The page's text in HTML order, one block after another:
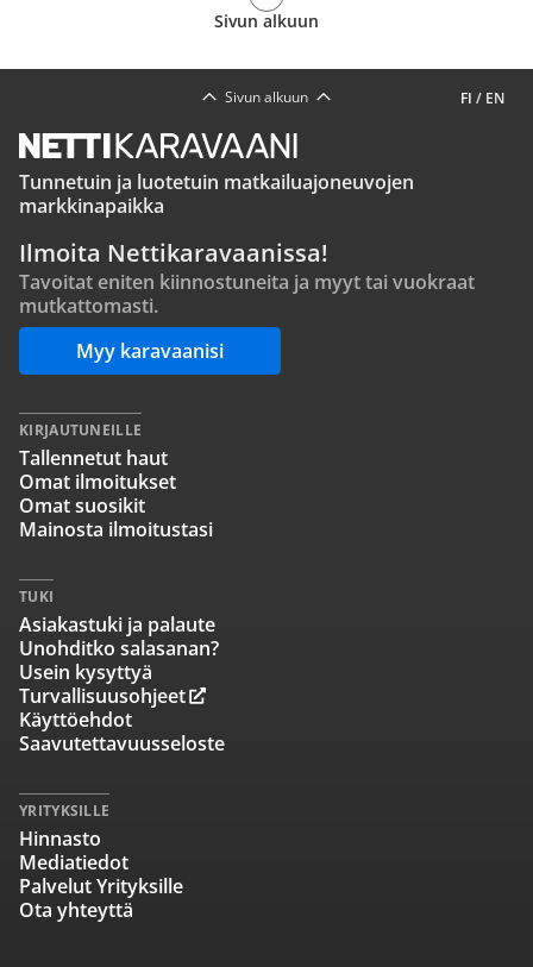
Sivun alkuun
FI / EN
Sivun alkuun
Tunnetuin ja luotetuin matkailuajoneuvojen
markkinapaikka
Ilmoita Nettikaravaanissa!
Tavoitat eniten kiinnostuneita ja myyt tai vuokraat
mutkattomasti.
Myy karavaanisi
KIRJAUTUNEILLE
Tallennetut haut
Omat ilmoitukset
Omat suosikit
Mainosta ilmoitustasi
TUKI
Asiakastuki ja palaute
Unohditko salasanan?
Usein kysyttyä
Turvallisuusohjeet
Käyttöehdot
Saavutettavuusseloste
YRITYKSILLE
Hinnasto
Mediatiedot
Palvelut Yrityksille
Ota yhteyttä